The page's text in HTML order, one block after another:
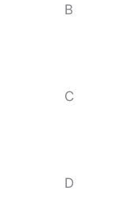
B
C
D